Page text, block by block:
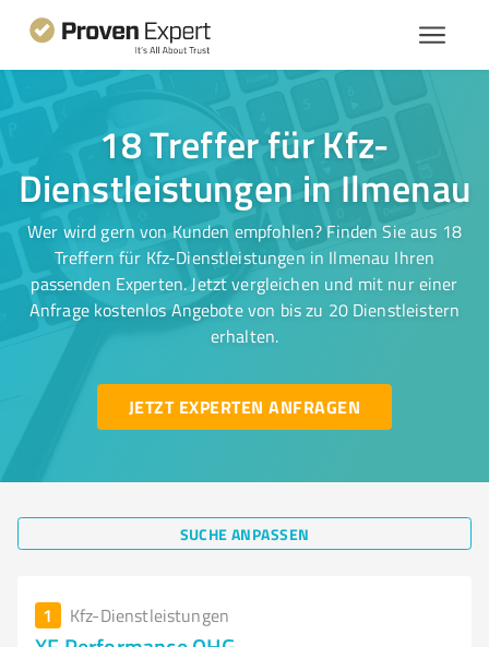
18 Treffer für Kfz-
Dienstleistungen in Ilmenau
Wer wird gern von Kunden empfohlen? Finden Sie aus 18
Treffern für Kfz-Dienstleistungen in Ilmenau Ihren
passenden Experten. Jetzt vergleichen und mit nur einer
Anfrage kostenlos Angebote von bis zu 20 Dienstleistern
erhalten.
JETZT EXPERTEN ANFRAGEN
SUCHE ANPASSEN
1 Kfz-Dienstleistungen